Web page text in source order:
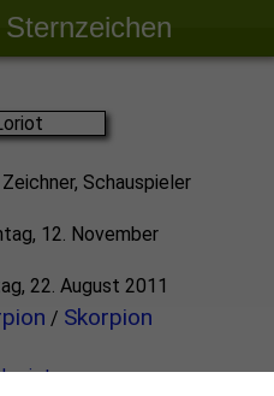
Schauspieler
12. November
22. August 2011
/ Skorpion